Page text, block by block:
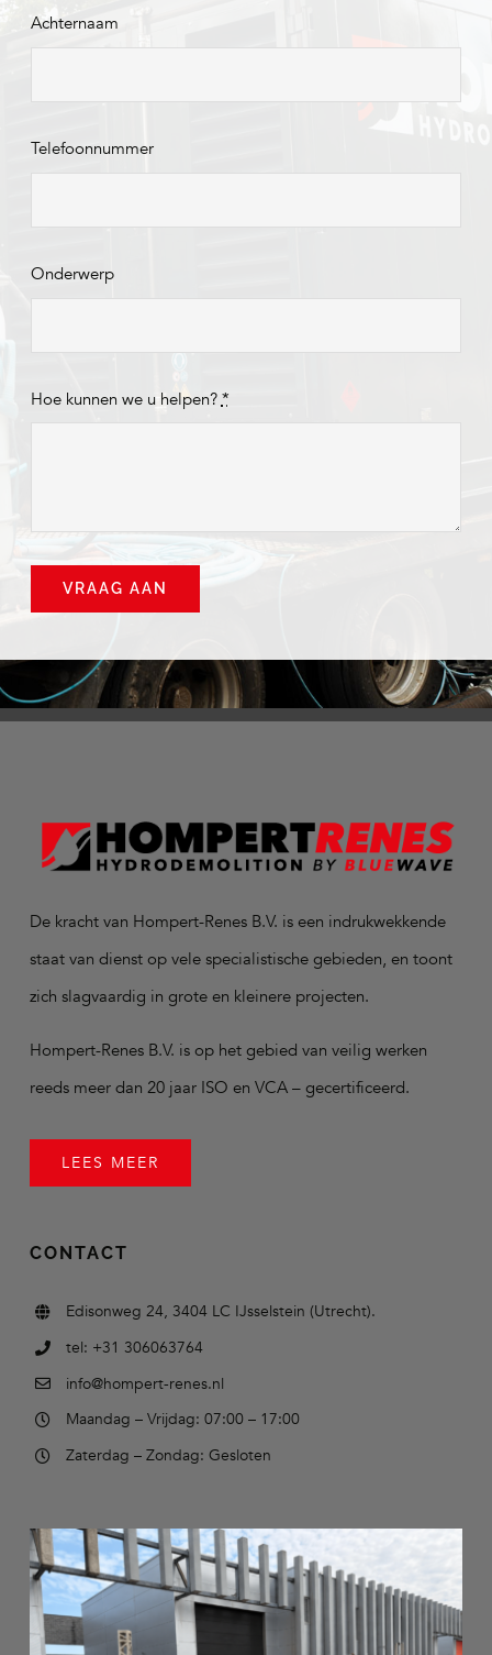
Achternaam
Telefoonnummer
Onderwerp
Hoe kunnen we u helpen? *
VRAAG AAN
De kracht van Hompert-Renes B.V. is een indrukwekkende
staat van dienst op vele specialistische gebieden, en toont
zich slagvaardig in grote en kleinere projecten.
Hompert-Renes B.V. is op het gebied van veilig werken
reeds meer dan 20 jaar ISO en VCA – gecertificeerd.
LEES MEER
CONTACT
Edisonweg 24, 3404 LC IJsselstein (Utrecht).
tel: +31 306063764
info@hompert-renes.nl
Maandag – Vrijdag: 07:00 – 17:00
Zaterdag – Zondag: Gesloten